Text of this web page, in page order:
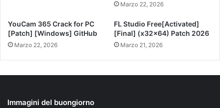
Marzo 22, 2026
YouCam 365 Crack for PC
[Patch] [Windows] GitHub
Marzo 22, 2026
FL Studio Free[Activated]
[Final] (x32x64) Patch 2026
Marzo 21, 2026
Immagini del buongiorno